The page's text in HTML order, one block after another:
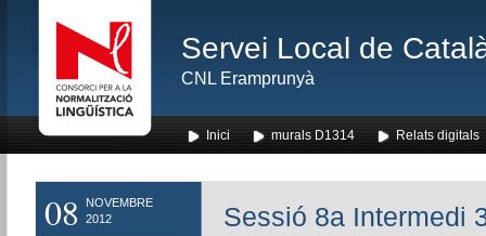
Servei Local de
CNL Eramprunyà
Inici murals D1314 Relats digitals
08
NOVEMBRE
2012
Sessió 8a Intermedi